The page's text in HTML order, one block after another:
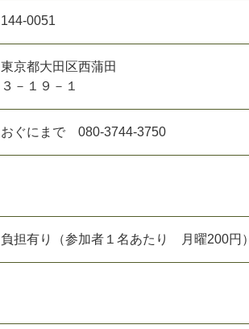
144-0051
東京都大田区西蒲田
３－１９－１
おぐにまで 080-3744-3750
負担有り（参加者１名あたり 月曜200円）